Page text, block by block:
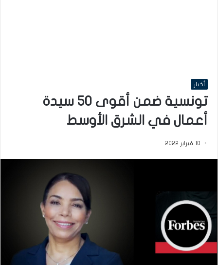
أخبار
تونسية ضمن أقوى 50 سيدة
أعمال في الشرق الأوسط
10 فبراير 2022